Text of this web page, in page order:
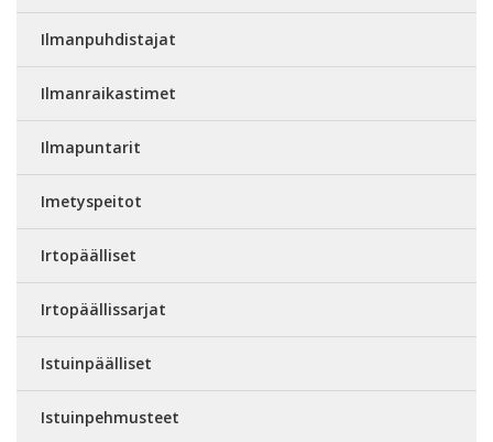
Ilmanpuhdistajat
Ilmanraikastimet
Ilmapuntarit
Imetyspeitot
Irtopäälliset
Irtopäällissarjat
Istuinpäälliset
Istuinpehmusteet